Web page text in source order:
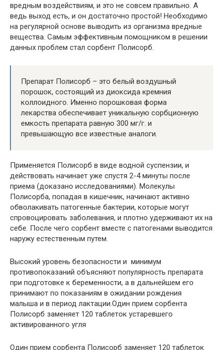
вредным воздействиям, и это не совсем правильно. А
ведь выход есть, и он достаточно простой! Необходимо
на регулярной основе выводить из организма вредные
вещества. Самым эффективным помощником в решении
данных проблем стал сорбент Полисорб.
Препарат Полисорб – это белый воздушный
порошок, состоящий из диоксида кремния
коллоидного. Именно порошковая форма
лекарства обеспечивает уникальную сорбционную
емкость препарата равную 300 мг/г. и
превышающую все известные аналоги.
Применяется Полисорб в виде водной суспензии, и
действовать начинает уже спустя 2-4 минуты после
приема (доказано исследованиями). Молекулы
Полисорба, попадая в кишечник, начинают активно
обволакивать патогенные бактерии, которые могут
спровоцировать заболевания, и плотно удерживают их на
себе. После чего сорбент вместе с патогенами выводится
наружу естественным путем.
Высокий уровень безопасности и минимум
противопоказаний объясняют популярность препарата
при подготовке к беременности, а в дальнейшем его
принимают по показаниям в ожидании рождения
малыша и в период лактации.Один прием сорбента
Полисорб заменяет 120 таблеток устаревшего
активированного угля
Один прием сорбента Полисорб заменяет 120 таблеток